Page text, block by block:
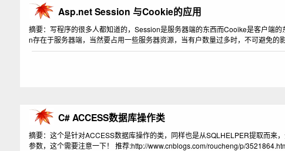
Asp.net Session 与Cookie的应用
摘要：写程序的很多人都知道的，Session是服务器端的东西而Cooike是客户端
n存在于服务器端，当然要占用一些服务器资源，当有户数量过多时，不可避免
C# ACCESS数据库操作类
摘要：这个是针对ACCESS数据库操作的类，同样也是从SQLHELPER提取而来
参数，这个需要注意一下！ 推荐:http://www.cnblogs.com/roucheng/p/